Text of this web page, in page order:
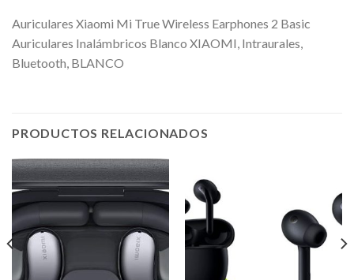
Auriculares Xiaomi Mi True Wireless Earphones 2 Basic
Auriculares Inalámbricos Blanco XIAOMI, Intraurales,
Bluetooth, BLANCO
PRODUCTOS RELACIONADOS